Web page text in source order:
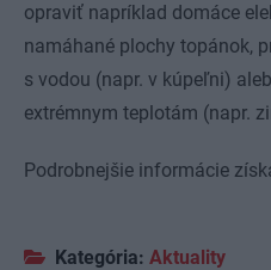
opraviť napríklad domáce
namáhané plochy topánok,
s vodou (napr. v kúpeľni)
extrémnym teplotám (napr.
Podrobnejšie informácie
Kategória: Aktuality